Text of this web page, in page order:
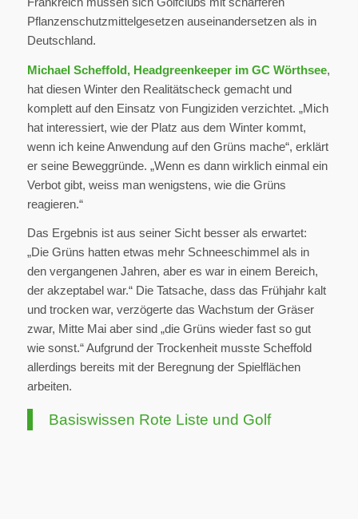
Pflanzenschutzmittelgesetzen auseinandersetzen als in
Deutschland.
Michael Scheffold, Headgreenkeeper im GC Wörthsee,
hat diesen Winter den Realitätscheck gemacht und
komplett auf den Einsatz von Fungiziden verzichtet. „Mich
hat interessiert, wie der Platz aus dem Winter kommt,
wenn ich keine Anwendung auf den Grüns mache“, erklärt
er seine Beweggründe. „Wenn es dann wirklich einmal ein
Verbot gibt, weiss man wenigstens, wie die Grüns
reagieren.“
Das Ergebnis ist aus seiner Sicht besser als erwartet:
„Die Grüns hatten etwas mehr Schneeschimmel als in
den vergangenen Jahren, aber es war in einem Bereich,
der akzeptabel war.“ Die Tatsache, dass das Frühjahr kalt
und trocken war, verzögerte das Wachstum der Gräser
zwar, Mitte Mai aber sind „die Grüns wieder fast so gut
wie sonst.“ Aufgrund der Trockenheit musste Scheffold
allerdings bereits mit der Beregnung der Spielflächen
arbeiten.
Basiswissen Rote Liste und Golf